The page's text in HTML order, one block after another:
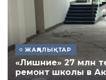
ЖАҢАЛЫҚТАР
«Лишние» 27 млн
ремонт школы в